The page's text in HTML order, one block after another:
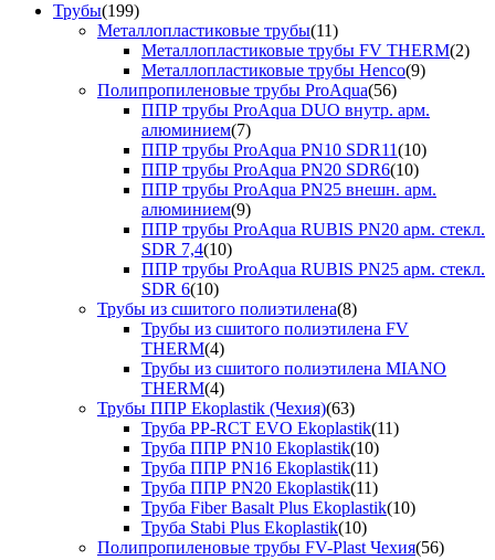
Трубы(199)
Металлопластиковые трубы(11)
Металлопластиковые трубы FV THERM(2)
Металлопластиковые трубы Henco(9)
Полипропиленовые трубы ProAqua(56)
ППР трубы ProAqua DUO внутр. арм.
алюминием(7)
ППР трубы ProAqua PN10 SDR11(10)
ППР трубы ProAqua PN20 SDR6(10)
ППР трубы ProAqua PN25 внешн. арм.
алюминием(9)
ППР трубы ProAqua RUBIS PN20 арм. стекл.
SDR 7,4(10)
ППР трубы ProAqua RUBIS PN25 арм. стекл.
SDR 6(10)
Трубы из сшитого полиэтилена(8)
Трубы из сшитого полиэтилена FV
THERM(4)
Трубы из сшитого полиэтилена MIANO
THERM(4)
Трубы ППР Ekoplastik (Чехия)(63)
Труба PP-RCT EVO Ekoplastik(11)
Труба ППР PN10 Ekoplastik(10)
Труба ППР PN16 Ekoplastik(11)
Труба ППР PN20 Ekoplastik(11)
Труба Fiber Basalt Plus Ekoplastik(10)
Труба Stabi Plus Ekoplastik(10)
Полипропиленовые трубы FV-Plast Чехия(56)